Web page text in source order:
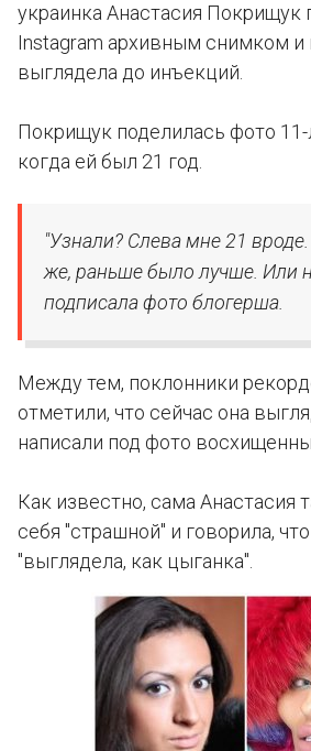
украинка Анастасия Покрищук
Instagram архивным снимком и
выглядела до инъекций.
Покрищук поделилась фото
когда ей был 21 год.
"Узнали? Слева мне 21
же, раньше было лучше. Или
подписала фото блогерша.
Между тем, поклонники
отметили, что сейчас она
написали под фото
Как известно, сама Анастасия
себя "страшной" и говорила,
"выглядела, как цыганка".